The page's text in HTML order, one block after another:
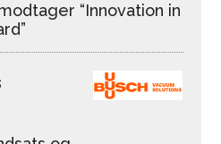
“Innovation in